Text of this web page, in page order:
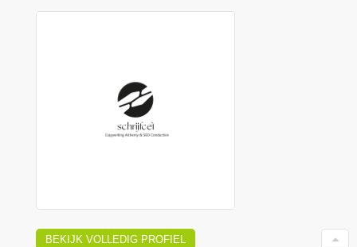
BEKIJK VOLLEDIG PROFIEL